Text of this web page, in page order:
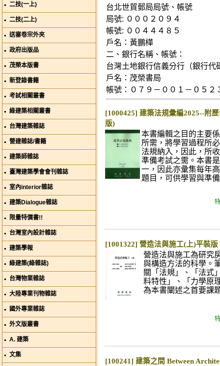
二技(一上)
二技(二上)
送審卷宗外夾
政府出版品
茂榮本版書
新登錄書籍
考試相關叢書
綠建築相關叢書
台灣建築雜誌
營建雜誌/書籍
建築師雜誌
臺灣建築學會會刊雜誌
室內interior雜誌
建築Dialogue雜誌
限量特價書!!
台灣室內設計雜誌
建築學報
綠建築(綠雜誌)
台灣物業雜誌
大陸專業刊物雜誌
國外專業雜誌
外文版叢書
A. 建築
文集
台北世貿郵局局號、帳號
局號: ０００２０９４
帳號: ００４４４８５
戶名：黃鵬樺
二、銀行名稱、帳號：
台灣土地銀行信義分行（銀行代
戶名：茂榮書局
帳號：０７９－００１－０５２
[1000425] 建築法規彙編2025--附
版)
本書編輯之目的主要
所需，將學習過程所
法規納入，因此，所
準備考試之需。本書
一，因此亦彙集每年
題目，可供學習與準
[1001322] 營造法與施工(上)平裝版
營造法與施工為研究
與構造方法的科學。
關「法規」、「法式
料特性」、「力學原
為本書闡述之首要課
[100241] 建築之間 Between